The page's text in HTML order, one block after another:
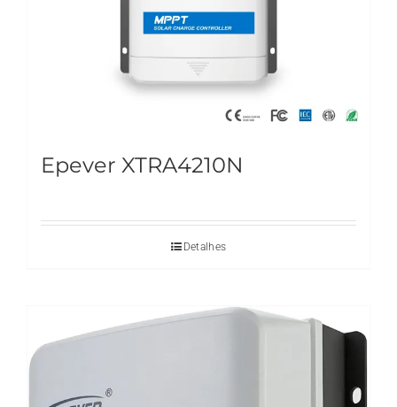
Epever XTRA4210N
Detalhes